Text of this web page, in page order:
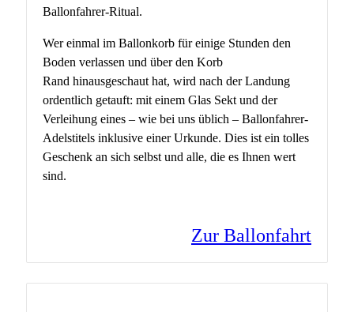
Ballonfahrer-Ritual.
Wer einmal im Ballonkorb für einige Stunden den
Boden verlassen und über den Korb
Rand hinausgeschaut hat, wird nach der Landung
ordentlich getauft: mit einem Glas Sekt und der
Verleihung eines – wie bei uns üblich – Ballonfahrer-
Adelstitels inklusive einer Urkunde. Dies ist ein tolles
Geschenk an sich selbst und alle, die es Ihnen wert
sind.
Zur Ballonfahrt